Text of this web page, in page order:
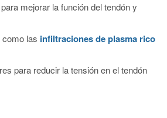
mejorar la función del tendón y
las infiltraciones de plasma rico
para reducir la tensión en el tendón